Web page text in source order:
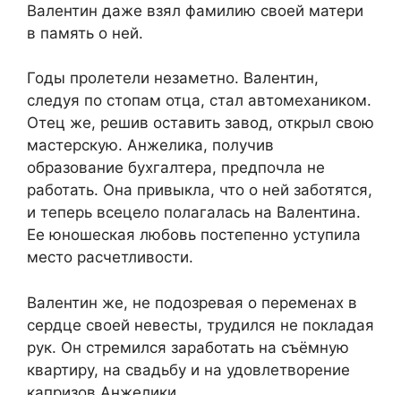
Валентин даже взял фамилию своей матери
в память о ней.
Годы пролетели незаметно. Валентин,
следуя по стопам отца, стал автомехаником.
Отец же, решив оставить завод, открыл свою
мастерскую. Анжелика, получив
образование бухгалтера, предпочла не
работать. Она привыкла, что о ней заботятся,
и теперь всецело полагалась на Валентина.
Ее юношеская любовь постепенно уступила
место расчетливости.
Валентин же, не подозревая о переменах в
сердце своей невесты, трудился не покладая
рук. Он стремился заработать на съёмную
квартиру, на свадьбу и на удовлетворение